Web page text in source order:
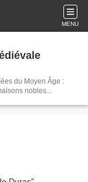
MENU
du Moyen Âge :
nobles...